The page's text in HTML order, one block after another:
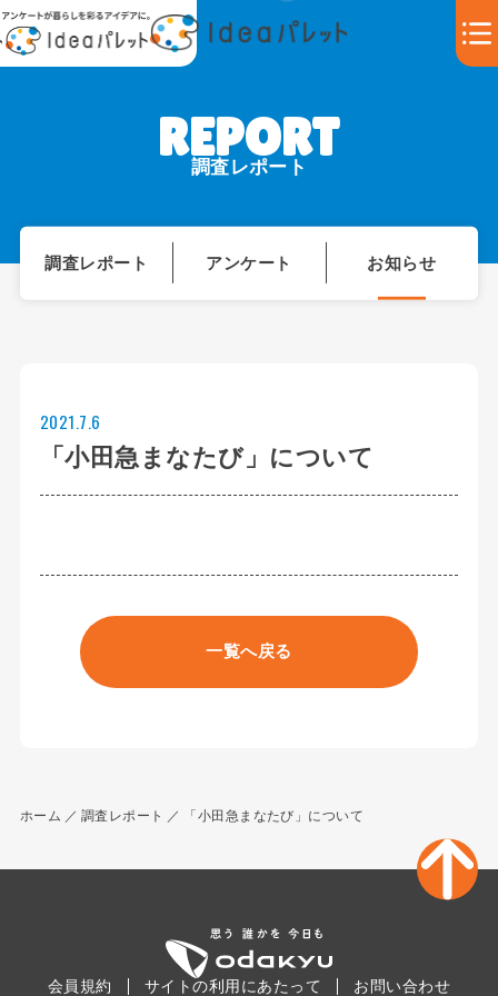
調査レポート
調査レポート アンケート お知らせ
「小田急まなたび」について
2021.7.6
一覧へ戻る
ホーム 調査レポート 「小田急まなたび」について
会員規約 サイトの利用にあたって お問い合わせ